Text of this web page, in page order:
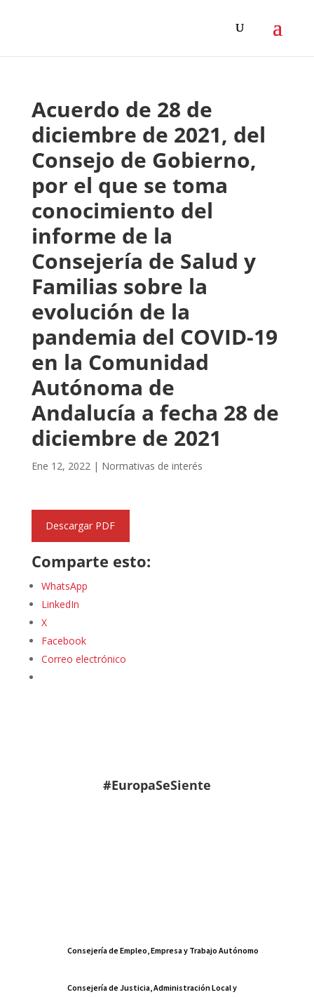
Acuerdo de 28 de
diciembre de 2021, del
Consejo de Gobierno,
por el que se toma
conocimiento del
informe de la
Consejería de Salud y
Familias sobre la
evolución de la
pandemia del COVID-19
en la Comunidad
Autónoma de
Andalucía a fecha 28 de
diciembre de 2021
Ene 12, 2022| Normativas de interés
Descargar PDF
Comparte esto:
WhatsApp
LinkedIn
X
Facebook
Correo electrónico
#EuropaSeSiente
Consejería de Empleo, Empresa y Trabajo Autónomo
Consejería de Justicia, Administración Local y